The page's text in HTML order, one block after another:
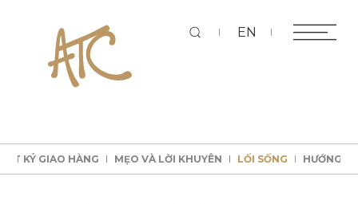
EN
KÝ GIAO HÀNG MẸO VÀ LỜI KHUYÊN
KÝ GIAO HÀNG MẸO VÀ LỜI KHUYÊN LỐI SỐNG HƯỚNG
Tìm